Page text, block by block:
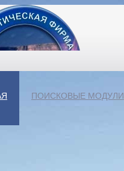
ПОИСКОВЫЕ МОДУЛИ